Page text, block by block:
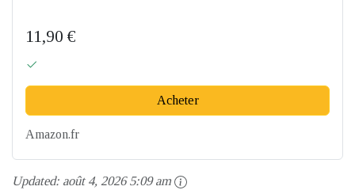
11,90 €
Acheter
Amazon.fr
Updated: août 4, 2026 5:09 am